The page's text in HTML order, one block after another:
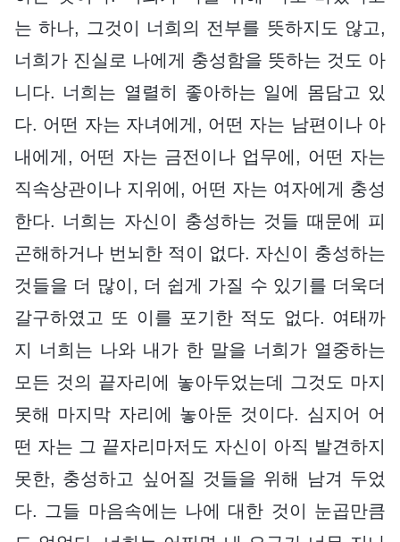
는 하나, 그것이 너희의 전부를 뜻하지도 않고,
너희가 진실로 나에게 충성함을 뜻하는 것도 아
니다. 너희는 열렬히 좋아하는 일에 몸담고 있
다. 어떤 자는 자녀에게, 어떤 자는 남편이나 아
내에게, 어떤 자는 금전이나 업무에, 어떤 자는
직속상관이나 지위에, 어떤 자는 여자에게 충성
한다. 너희는 자신이 충성하는 것들 때문에 피
곤해하거나 번뇌한 적이 없다. 자신이 충성하는
것들을 더 많이, 더 쉽게 가질 수 있기를 더욱더
갈구하였고 또 이를 포기한 적도 없다. 여태까
지 너희는 나와 내가 한 말을 너희가 열중하는
모든 것의 끝자리에 놓아두었는데 그것도 마지
못해 마지막 자리에 놓아둔 것이다. 심지어 어
떤 자는 그 끝자리마저도 자신이 아직 발견하지
못한, 충성하고 싶어질 것들을 위해 남겨 두었
다. 그들 마음속에는 나에 대한 것이 눈곱만큼